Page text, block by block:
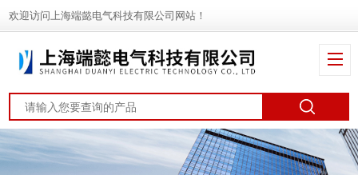
欢迎访问上海端懿电气科技有限公司网站！